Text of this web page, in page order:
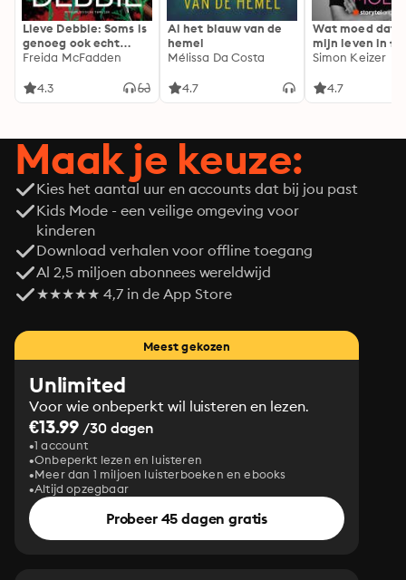
Lieve Debbie: Soms is
genoeg ook echt
genoeg...
Freida McFadden
4.3
Al het blauw van de
hemel
Mélissa Da Costa
4.7
Wat moed dat
mijn leven in
Simon Keizer
4.7
Maak je keuze:
Kies het aantal uur en accounts dat bij jou past
Kids Mode - een veilige omgeving voor
kinderen
Download verhalen voor offline toegang
Al 2,5 miljoen abonnees wereldwijd
★★★★★ 4,7 in de App Store
Meest gekozen
Unlimited
Voor wie onbeperkt wil luisteren en lezen.
€13.99 /30 dagen
1 account
Onbeperkt lezen en luisteren
Meer dan 1 miljoen luisterboeken en ebooks
Altijd opzegbaar
Probeer 45 dagen gratis